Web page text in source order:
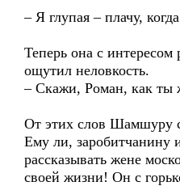
– Я глупая – плачу,
Теперь она с интересом
ощутил неловкость.
– Скажи, Роман, как ты
От этих слов Шамшуру
Ему ли, заробитчанину
рассказывать жене
своей жизни! Он с